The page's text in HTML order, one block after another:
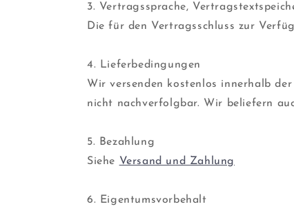
3. Vertragssprache,
Die für den Vertragsschluss zur
4. Lieferbedingungen
Wir versenden kostenlos innerhalb
nicht nachverfolgbar. Wir beliefern
5. Bezahlung
Siehe Versand und Zahlung
6. Eigentumsvorbehalt